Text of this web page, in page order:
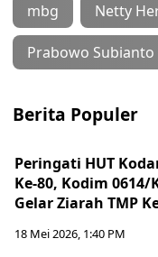
mbg Netty
Prabowo Subianto
Berita Populer
Peringati HUT
Ke-80, Kodim
Gelar Ziarah TMP
18 Mei 2026, 1:40 PM